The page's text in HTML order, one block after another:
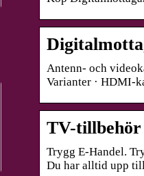
Antenn- och
Varianter · HDMI-
TV-tillbehör
Trygg E-Handel.
Du har alltid upp